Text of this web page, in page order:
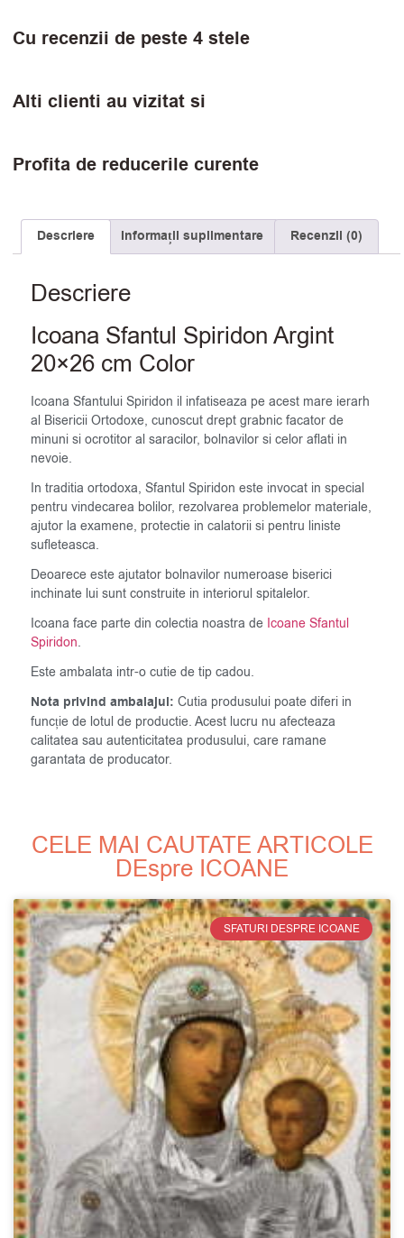
Cu recenzii de peste 4 stele
Alti clienti au vizitat si
Profita de reducerile curente
Descriere Informații suplimentare Recenzii (0)
Descriere
Icoana Sfantul Spiridon Argint
20×26 cm Color
Icoana Sfantului Spiridon il infatiseaza pe acest mare ierarh
al Bisericii Ortodoxe, cunoscut drept grabnic facator de
minuni si ocrotitor al saracilor, bolnavilor si celor aflati in
nevoie.
In traditia ortodoxa, Sfantul Spiridon este invocat in special
pentru vindecarea bolilor, rezolvarea problemelor materiale,
ajutor la examene, protectie in calatorii si pentru liniste
sufleteasca.
Deoarece este ajutator bolnavilor numeroase biserici
inchinate lui sunt construite in interiorul spitalelor.
Icoana face parte din colectia noastra de Icoane Sfantul
Spiridon.
Este ambalata intr-o cutie de tip cadou.
Nota privind ambalajul: Cutia produsului poate diferi in
funcție de lotul de productie. Acest lucru nu afecteaza
calitatea sau autenticitatea produsului, care ramane
garantata de producator.
CELE MAI CAUTATE ARTICOLE
DEspre ICOANE
SFATURI DESPRE ICOANE